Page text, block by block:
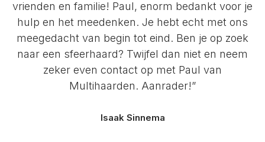
vrienden en familie! Paul, enorm bedankt voor je
hulp en het meedenken. Je hebt echt met ons
meegedacht van begin tot eind. Ben je op zoek
naar een sfeerhaard? Twijfel dan niet en neem
zeker even contact op met Paul van
Multihaarden. Aanrader!”
Isaak Sinnema